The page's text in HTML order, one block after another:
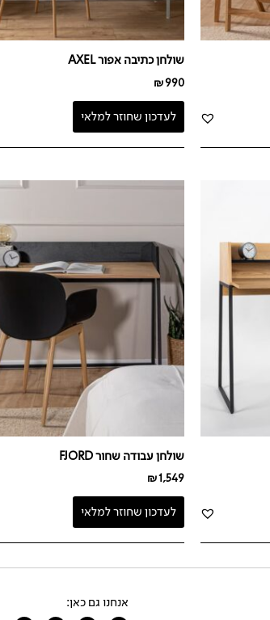
שולחן כתיבה אפור AXEL
₪990
לעדכון שחוזר למלאי
שולחן עבודה שחור FJORD
₪1,549
לעדכון שחוזר למלאי
אנחנו גם כאן: